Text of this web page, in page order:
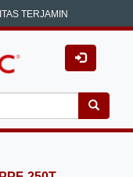
TERJAMIN